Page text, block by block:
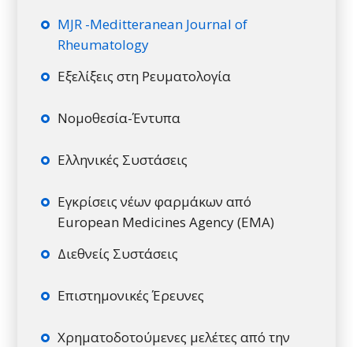
MJR -Meditteranean Journal of
Rheumatology
Εξελίξεις στη Ρευματολογία
Νομοθεσία-Έντυπα
Ελληνικές Συστάσεις
Εγκρίσεις νέων φαρμάκων από
European Medicines Agency (EMA)
Διεθνείς Συστάσεις
Επιστημονικές Έρευνες
Χρηματοδοτούμενες μελέτες από την